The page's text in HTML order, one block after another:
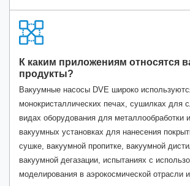
К каким приложениям относятся
продукты?
Вакуумные насосы DVE широко
монокристаллических печах, сушилках для
видах оборудования для металлообработки
вакуумных установках для нанесения
сушке, вакуумной пропитке, вакуумной
вакуумной дегазации, испытаниях с
моделирования в аэрокосмической отрасли и